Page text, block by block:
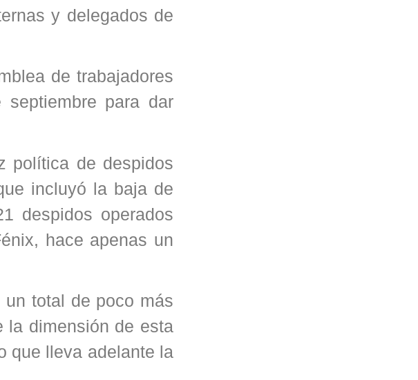
y delegados de
de trabajadores
para dar
política de despidos
incluyó la baja de
despidos operados
hace apenas un
total de poco más
la dimensión de esta
que lleva adelante la